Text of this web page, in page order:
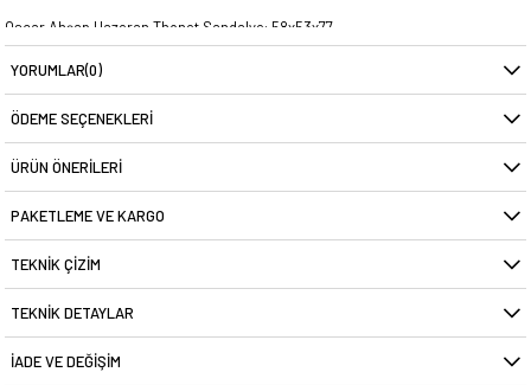
Oscar Ahşap Hazeran Thonet Sandalye: 58x53x77
Ürün Ağırlığı : 5,9 Kg.
YORUMLAR(0)
ÖDEME SEÇENEKLERI
ÜRÜN ÖNERILERI
PAKETLEME VE KARGO
TEKNIK ÇIZIM
TEKNIK DETAYLAR
İADE VE DEĞIŞIM